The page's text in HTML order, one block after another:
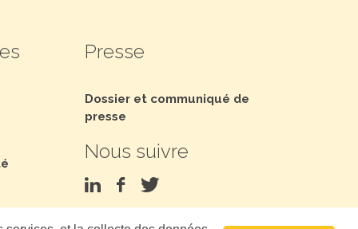
Presse
Dossier et communiqué de
presse
Nous suivre